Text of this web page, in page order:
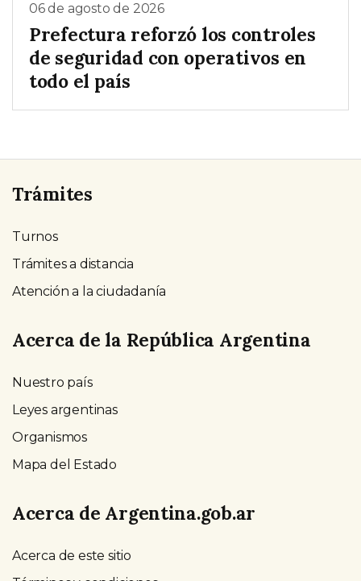
06 de agosto de 2026
Prefectura reforzó los controles
de seguridad con operativos en
todo el país
Trámites
Turnos
Trámites a distancia
Atención a la ciudadanía
Acerca de la República Argentina
Nuestro país
Leyes argentinas
Organismos
Mapa del Estado
Acerca de Argentina.gob.ar
Acerca de este sitio